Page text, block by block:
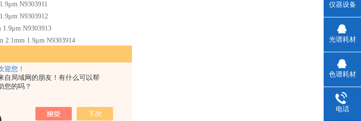
迎您！
自局域网的朋友！有什么可以帮
您的吗？
N9303911
N9303912
1.9μm N9303913
2.1mm 1.9μm N9303914
1.9μm N9303915
2.1mm 1.9μm N9303916
1.9μm N9303917
1.9μm N9303918
1.9μm N9303919
1.9μm N9303920
仪器设备
光谱耗材
色谱耗材
电话